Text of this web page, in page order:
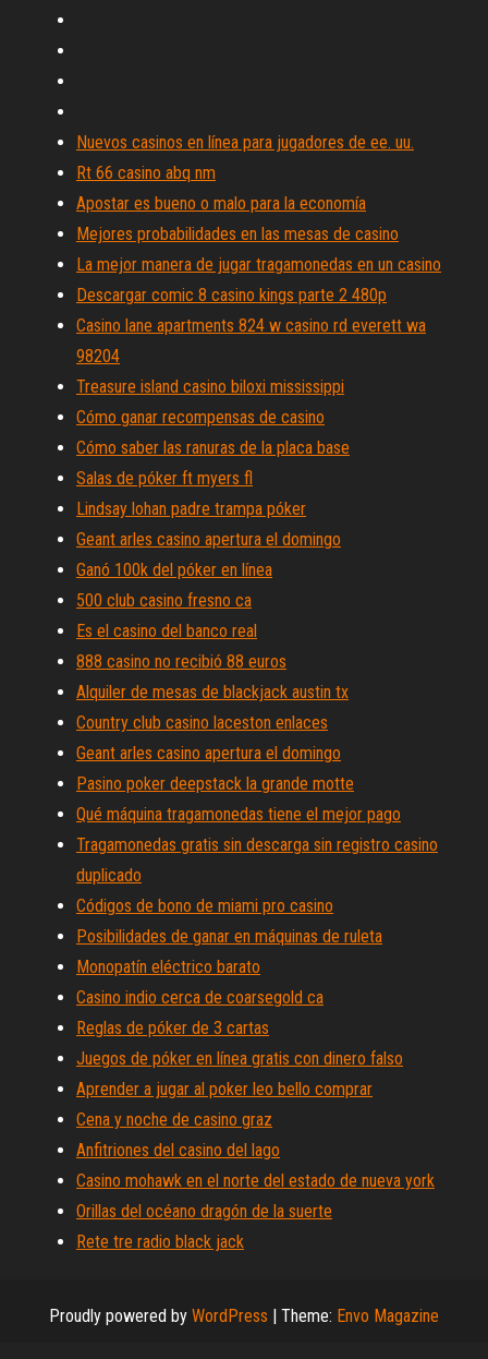
Nuevos casinos en línea para jugadores de ee. uu.
Rt 66 casino abq nm
Apostar es bueno o malo para la economía
Mejores probabilidades en las mesas de casino
La mejor manera de jugar tragamonedas en un casino
Descargar comic 8 casino kings parte 2 480p
Casino lane apartments 824 w casino rd everett wa
98204
Treasure island casino biloxi mississippi
Cómo ganar recompensas de casino
Cómo saber las ranuras de la placa base
Salas de póker ft myers fl
Lindsay lohan padre trampa póker
Geant arles casino apertura el domingo
Ganó 100k del póker en línea
500 club casino fresno ca
Es el casino del banco real
888 casino no recibió 88 euros
Alquiler de mesas de blackjack austin tx
Country club casino laceston enlaces
Geant arles casino apertura el domingo
Pasino poker deepstack la grande motte
Qué máquina tragamonedas tiene el mejor pago
Tragamonedas gratis sin descarga sin registro casino
duplicado
Códigos de bono de miami pro casino
Posibilidades de ganar en máquinas de ruleta
Monopatín eléctrico barato
Casino indio cerca de coarsegold ca
Reglas de póker de 3 cartas
Juegos de póker en línea gratis con dinero falso
Aprender a jugar al poker leo bello comprar
Cena y noche de casino graz
Anfitriones del casino del lago
Casino mohawk en el norte del estado de nueva york
Orillas del océano dragón de la suerte
Rete tre radio black jack
Proudly powered by WordPress | Theme: Envo Magazine